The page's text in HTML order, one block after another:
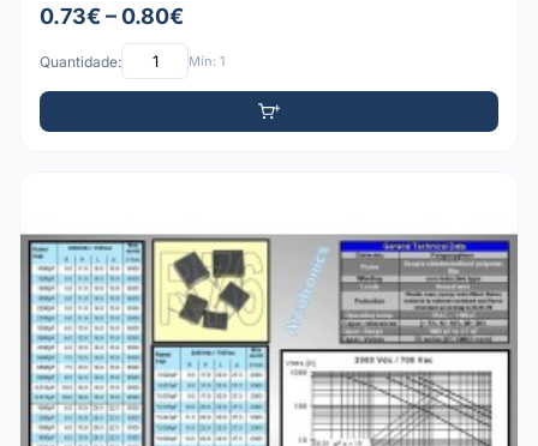
0.73€ – 0.80€
Quantidade: Mín: 1